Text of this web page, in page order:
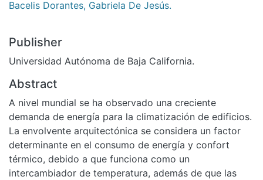
Bacelis Dorantes, Gabriela De Jesús.
Publisher
Universidad Autónoma de Baja California.
Abstract
A nivel mundial se ha observado una creciente
demanda de energía para la climatización de edificios.
La envolvente arquitectónica se considera un factor
determinante en el consumo de energía y confort
térmico, debido a que funciona como un
intercambiador de temperatura, además de que las